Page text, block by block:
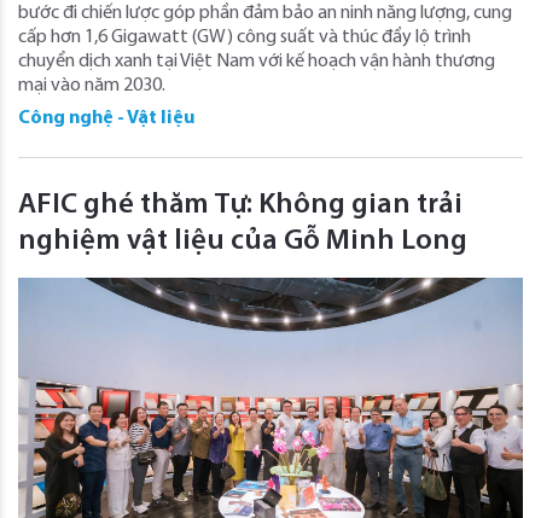
bước đi chiến lược góp phần đảm bảo an ninh năng lượng, cung
cấp hơn 1,6 Gigawatt (GW) công suất và thúc đẩy lộ trình
chuyển dịch xanh tại Việt Nam với kế hoạch vận hành thương
mại vào năm 2030.
Công nghệ - Vật liệu
AFIC ghé thăm Tự: Không gian trải
nghiệm vật liệu của Gỗ Minh Long